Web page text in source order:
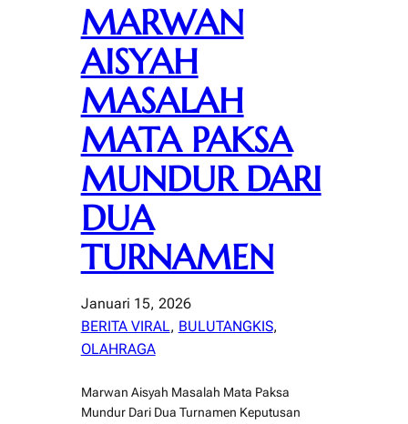
MARWAN
AISYAH
MASALAH
MATA PAKSA
MUNDUR DARI
DUA
TURNAMEN
Januari 15, 2026
BERITA VIRAL, BULUTANGKIS
OLAHRAGA
Marwan Aisyah Masalah Mata Paksa
Mundur Dari Dua Turnamen Keputusan